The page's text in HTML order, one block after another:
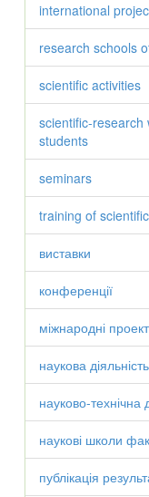
international
research schools
scientific activities
scientific-research
students
seminars
training of
виставки
конференції
міжнародні
наукова діяльність
науково-технічна
наукові школи
публікація